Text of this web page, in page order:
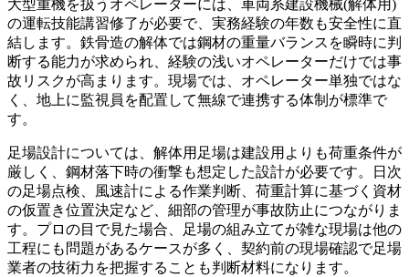
大型重機を扱うオペレーターには、車両系建設機械(解体用)
の運転技能講習修了が必要で、実務経験の年数も安全性に直
結します。鉄骨造の解体では鋼材の重量バランスを瞬時に判
断する能力が求められ、経験の浅いオペレーターだけでは事
故リスクが高まります。現場では、オペレーター単独ではな
く、地上に監視員を配置して無線で連携する体制が標準で
す。
足場設計については、解体用足場は建設用よりも荷重条件が
厳しく、鋼材落下時の衝撃も想定した設計が必要です。日次
の足場点検、風速計による作業判断、荷重計算に基づく資材
の仮置き位置決定など、細部の管理が事故防止につながりま
す。プロの目で見た場合、足場の組み立てが雑な現場は他の
工程にも問題があるケースが多く、契約前の現場確認で足場
業者の技術力を把握することも判断材料になります。